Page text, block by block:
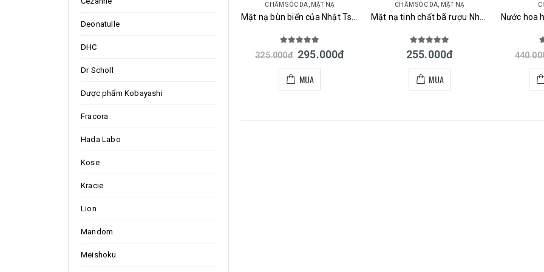
CHĂM SÓC DA MẶT NẠ
out of 5
325.000đ 295.000đ
MUA
CHĂM SÓC DA MẶT NẠ
5.00 out of 5
255.000đ
MUA
Deonatulle
DHC
Dr Scholl
Dược phẩm Kobayashi
Fracora
Hada Labo
Kose
Kracie
Lion
Mandom
Meishoku